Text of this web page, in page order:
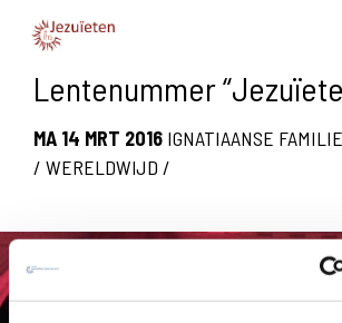
Lentenummer
MA 14 MRT 2016 IGNATIAANSE FAMILIE
/ WERELDWIJD /